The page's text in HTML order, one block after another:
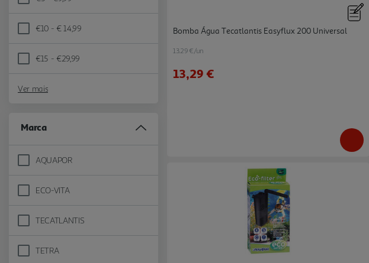
Refine by Preço: €5 - €9,99
€10 - € 14,99
Refine by Preço: €10 - € 14,99
€15 - €29,99
Refine by Preço: €15 - €29,99
Ver mais
Marca
AQUAPOR
Refine by Marca: AQUAPOR
ECO-VITA
Refine by Marca: ECO-VITA
TECATLANTIS
Refine by Marca: TECATLANTIS
TETRA
Refine by Marca: TETRA
Bomba Água Tecatlantis Easyflux 200 Universal
13.29 €/un
13,29 €